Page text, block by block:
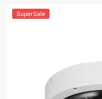
product…
SuperSale